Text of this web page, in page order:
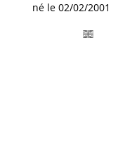
né le 02/02/2001